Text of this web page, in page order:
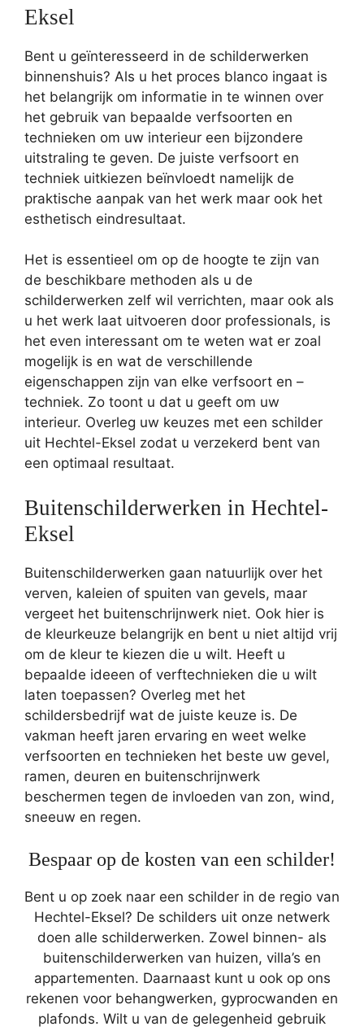
Eksel
Bent u geïnteresseerd in de schilderwerken
binnenshuis? Als u het proces blanco ingaat is
het belangrijk om informatie in te winnen over
het gebruik van bepaalde verfsoorten en
technieken om uw interieur een bijzondere
uitstraling te geven. De juiste verfsoort en
techniek uitkiezen beïnvloedt namelijk de
praktische aanpak van het werk maar ook het
esthetisch eindresultaat.
Het is essentieel om op de hoogte te zijn van
de beschikbare methoden als u de
schilderwerken zelf wil verrichten, maar ook als
u het werk laat uitvoeren door professionals, is
het even interessant om te weten wat er zoal
mogelijk is en wat de verschillende
eigenschappen zijn van elke verfsoort en –
techniek. Zo toont u dat u geeft om uw
interieur. Overleg uw keuzes met een schilder
uit Hechtel-Eksel zodat u verzekerd bent van
een optimaal resultaat.
Buitenschilderwerken in Hechtel-
Eksel
Buitenschilderwerken gaan natuurlijk over het
verven, kaleien of spuiten van gevels, maar
vergeet het buitenschrijnwerk niet. Ook hier is
de kleurkeuze belangrijk en bent u niet altijd vrij
om de kleur te kiezen die u wilt. Heeft u
bepaalde ideeen of verftechnieken die u wilt
laten toepassen? Overleg met het
schildersbedrijf wat de juiste keuze is. De
vakman heeft jaren ervaring en weet welke
verfsoorten en technieken het beste uw gevel,
ramen, deuren en buitenschrijnwerk
beschermen tegen de invloeden van zon, wind,
sneeuw en regen.
Bespaar op de kosten van een schilder!
Bent u op zoek naar een schilder in de regio van
Hechtel-Eksel? De schilders uit onze netwerk
doen alle schilderwerken. Zowel binnen- als
buitenschilderwerken van huizen, villa’s en
appartementen. Daarnaast kunt u ook op ons
rekenen voor behangwerken, gyprocwanden en
plafonds. Wilt u van de gelegenheid gebruik